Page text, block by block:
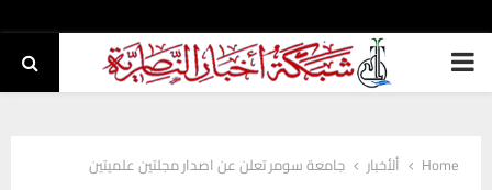
PRIMARY
Home ألأخبار جامعة سومر تعلن عن اصدار مجلتين علميتين